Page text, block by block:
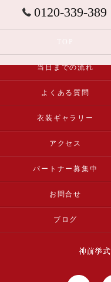
0120-339-389
当日までの流れ
よくある質問
衣装ギャラリー
アクセス
パートナー募集中
お問合せ
ブログ